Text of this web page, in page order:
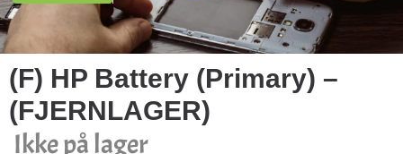
(F) HP Battery (Primary) –
(FJERNLAGER)
Ikke på lager